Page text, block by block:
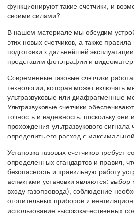
функционируют такие счетчики, и
своими силами?
В нашем материале мы обсудим
этих новых счетчиков, а также правила
подготовки к дальнейшей
представим фотографии и
Современные газовые счетчики
технологии, которая может включать
ультразвуковые или диафрагменные
Ультразвуковые счетчики
точность и надежность, поскольку
прохождения ультразвукового сигнала
определить его расход с
Установка газовых счетчиков требует
определенных стандартов и правил,
безопасность и правильную работу
аспектами установки являются:
входу газопровода), соблюдение
отопительных приборов и
использование высококачественных